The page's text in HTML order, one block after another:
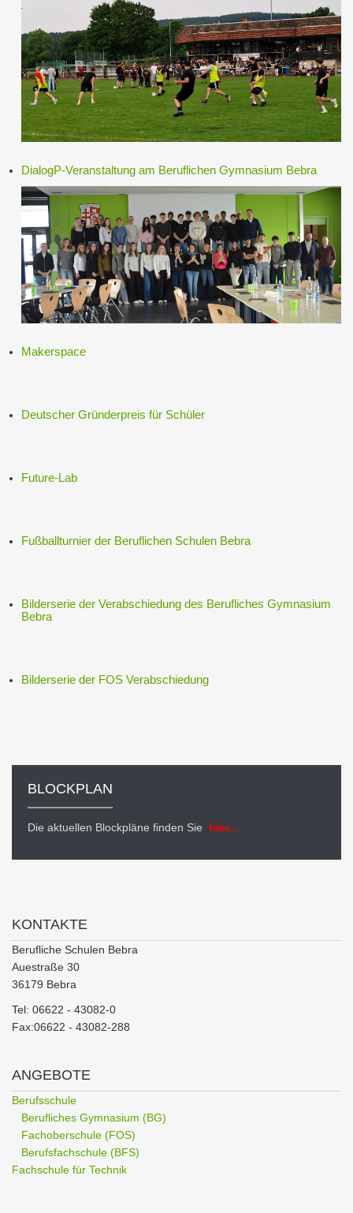
DialogP-Veranstaltung am Beruflichen Gymnasium Bebra
Makerspace
Deutscher Gründerpreis für Schüler
Future-Lab
Fußballturnier der Beruflichen Schulen Bebra
Bilderserie der Verabschiedung des Berufliches Gymnasium
Bebra
Bilderserie der FOS Verabschiedung
BLOCKPLAN
Die aktuellen Blockpläne finden Sie hier...
KONTAKTE
Berufliche Schulen Bebra
Auestraße 30
36179 Bebra
Tel: 06622 - 43082-0
Fax:06622 - 43082-288
ANGEBOTE
Berufsschule
Berufliches Gymnasium (BG)
Fachoberschule (FOS)
Berufsfachschule (BFS)
Fachschule für Technik